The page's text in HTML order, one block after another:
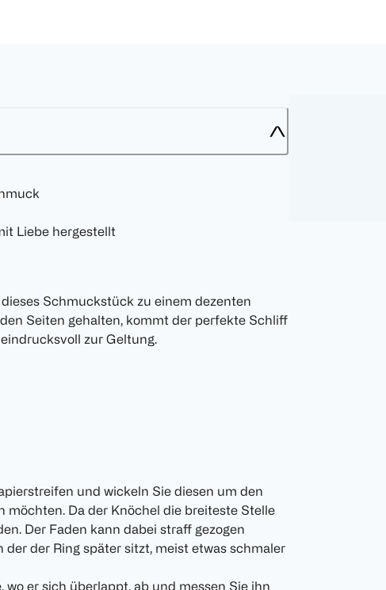
Liebe hergestellt
Schmuckstück zu einem dezenten
Seiten gehalten, kommt der perfekte Schliff
zur Geltung.
und wickeln Sie diesen um den
möchten. Da der Knöchel die breiteste Stelle
Der Faden kann dabei straff gezogen
der der Ring später sitzt, meist etwas schmaler
wo er sich überlappt, ab und messen Sie ihn